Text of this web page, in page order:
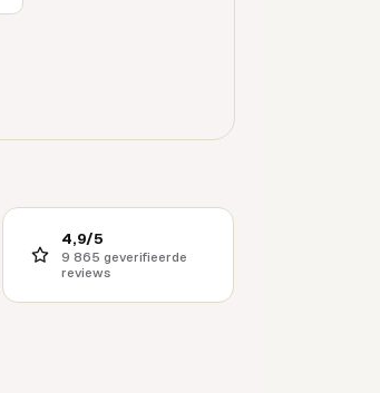
4,9/5
9 865 geverifieerde
reviews